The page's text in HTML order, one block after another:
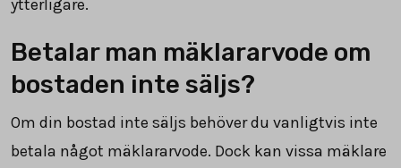
ytterligare.
Betalar man mäklararvode om
bostaden inte säljs?
Om din bostad inte säljs behöver du vanligtvis inte
betala något mäklararvode. Dock kan vissa mäklare